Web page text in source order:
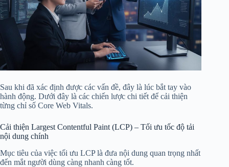
Sau khi đã xác định được các vấn đề, đây là lúc bắt tay vào
hành động. Dưới đây là các chiến lược chi tiết để cải thiện
từng chỉ số Core Web Vitals.
Cải thiện Largest Contentful Paint (LCP) – Tối ưu tốc độ tải
nội dung chính
Mục tiêu của việc tối ưu LCP là đưa nội dung quan trọng nhất
đến mắt người dùng càng nhanh càng tốt.